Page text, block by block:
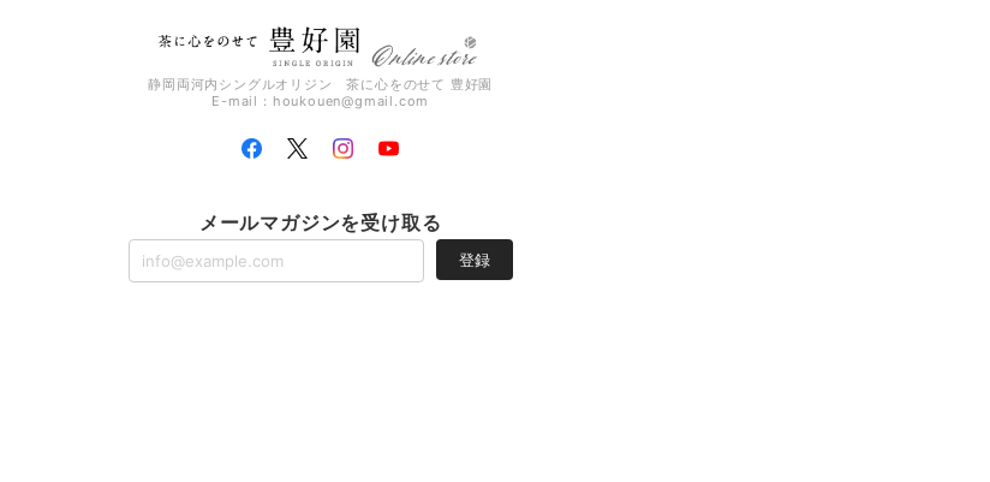
静岡両河内シングルオリジン 茶に心をのせて 豊好園
E-mail： houkouen@gmail.com
メールマガジンを受け取る
登録